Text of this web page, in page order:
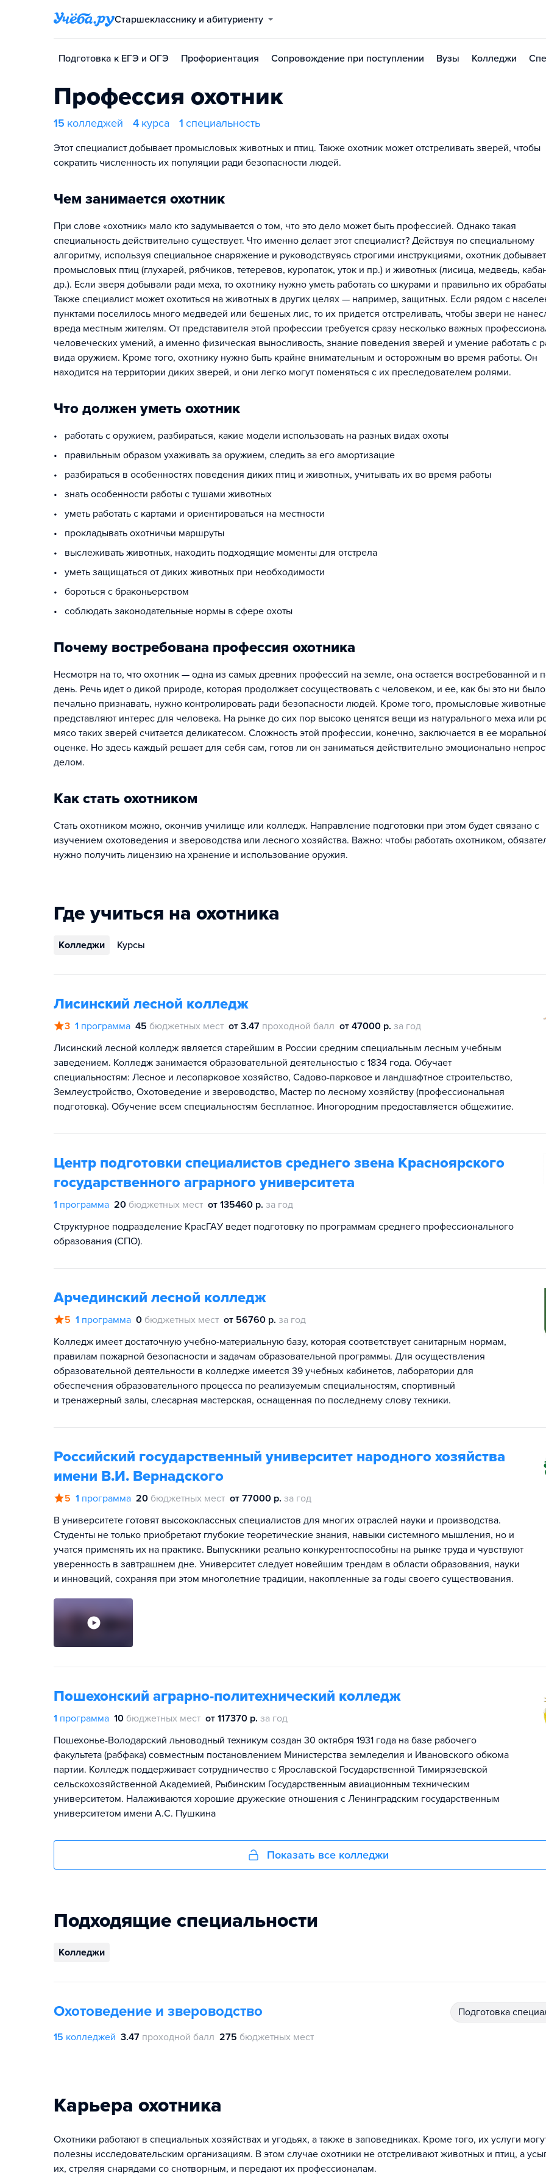
Старшекласснику и абитуриенту
Подготовка к ЕГЭ и ОГЭ Профориентация Сопровождение при поступлении Вузы Колледжи
Профессия охотник
15 колледжей 4 курса 1 специальность
Этот специалист добывает промысловых животных и птиц. Также охотник может отстреливать зверей, чтобы
сократить численность их популяции ради безопасности людей.
Чем занимается охотник
При слове «охотник» мало кто задумывается о том, что это дело может быть профессией. Однако такая
специальность действительно существует. Что именно делает этот специалист? Действуя по специальному
алгоритму, используя специальное снаряжение и руководствуясь строгими инструкциями, охотник добывает
промысловых птиц (глухарей, рябчиков, тетеревов, куропаток, уток и пр.) и животных (лисица, медведь,
др.). Если зверя добывали ради меха, то охотнику нужно уметь работать со шкурами и правильно их
Также специалист может охотиться на животных в других целях — например, защитных. Если рядом с
пунктами поселилось много медведей или бешеных лис, то их придется отстреливать, чтобы звери не
вреда местным жителям. От представителя этой профессии требуется сразу несколько важных
человеческих умений, а именно физическая выносливость, знание поведения зверей и умение работать с
вида оружием. Кроме того, охотнику нужно быть крайне внимательным и осторожным во время работы. Он
находится на территории диких зверей, и они легко могут поменяться с их преследователем ролями.
Что должен уметь охотник
• работать с оружием, разбираться, какие модели использовать на разных видах охоты
• правильным образом ухаживать за оружием, следить за его амортизацие
• разбираться в особенностях поведения диких птиц и животных, учитывать их во время работы
• знать особенности работы с тушами животных
• уметь работать с картами и ориентироваться на местности
• прокладывать охотничьи маршруты
• выслеживать животных, находить подходящие моменты для отстрела
• уметь защищаться от диких животных при необходимости
• бороться с браконьерством
• соблюдать законодательные нормы в сфере охоты
Почему востребована профессия охотника
Несмотря на то, что охотник — одна из самых древних профессий на земле, она остается востребованной и
день. Речь идет о дикой природе, которая продолжает сосуществовать с человеком, и ее, как бы это ни было
печально признавать, нужно контролировать ради безопасности людей. Кроме того, промысловые животные
представляют интерес для человека. На рынке до сих пор высоко ценятся вещи из натурального меха или
мясо таких зверей считается деликатесом. Сложность этой профессии, конечно, заключается в ее
оценке. Но здесь каждый решает для себя сам, готов ли он заниматься действительно эмоционально
делом.
Как стать охотником
Стать охотником можно, окончив училище или колледж. Направление подготовки при этом будет связано с
изучением охотоведения и звероводства или лесного хозяйства. Важно: чтобы работать охотником,
нужно получить лицензию на хранение и использование оружия.
Где учиться на охотника
Колледжи Курсы
Лисинский лесной колледж
3 1 программа 45 бюджетных мест от 3.47 проходной балл от 47000 р. за год
Лисинский лесной колледж является старейшим в России средним специальным лесным учебным
заведением. Колледж занимается образовательной деятельностью с 1834 года. Обучает
специальностям: Лесное и лесопарковое хозяйство, Садово-парковое и ландшафтное строительство,
Землеустройство, Охотоведение и звероводство, Мастер по лесному хозяйству (профессиональная
подготовка). Обучение всем специальностям бесплатное. Иногородним предоставляется общежитие.
Центр подготовки специалистов среднего звена Красноярского
государственного аграрного университета
1 программа 20 бюджетных мест от 135460 р. за год
Структурное подразделение КрасГАУ ведет подготовку по программам среднего профессионального
образования (СПО).
Арчединский лесной колледж
5 1 программа 0 бюджетных мест от 56760 р. за год
Колледж имеет достаточную учебно-материальную базу, которая соответствует санитарным нормам,
правилам пожарной безопасности и задачам образовательной программы. Для осуществления
образовательной деятельности в колледже имеется 39 учебных кабинетов, лаборатории для
обеспечения образовательного процесса по реализуемым специальностям, спортивный
и тренажерный залы, слесарная мастерская, оснащенная по последнему слову техники.
Российский государственный университет народного хозяйства
имени В.И. Вернадского
5 1 программа 20 бюджетных мест от 77000 р. за год
В университете готовят высококлассных специалистов для многих отраслей науки и производства.
Студенты не только приобретают глубокие теоретические знания, навыки системного мышления, но и
учатся применять их на практике. Выпускники реально конкурентоспособны на рынке труда и чувствуют
уверенность в завтрашнем дне. Университет следует новейшим трендам в области образования, науки
и инноваций, сохраняя при этом многолетние традиции, накопленные за годы своего существования.
Пошехонский аграрно-политехнический колледж
1 программа 10 бюджетных мест от 117370 р. за год
Пошехонье-Володарский льноводный техникум создан 30 октября 1931 года на базе рабочего
факультета (рабфака) совместным постановлением Министерства земледелия и Ивановского обкома
партии. Колледж поддерживает сотрудничество с Ярославской Государственной Тимирязевской
сельскохозяйственной Академией, Рыбинским Государственным авиационным техническим
университетом. Налаживаются хорошие дружеские отношения с Ленинградским государственным
университетом имени А.С. Пушкина
Показать все колледжи
Подходящие специальности
Колледжи
Охотоведение и звероводство подготовка
15 колледжей 3.47 проходной балл 275 бюджетных мест
Карьера охотника
Охотники работают в специальных хозяйствах и угодьях, а также в заповедниках. Кроме того, их услуги
полезны исследовательским организациям. В этом случае охотники не отстреливают животных и птиц, а
их, стреляя снарядами со снотворным, и передают их профессионалам.